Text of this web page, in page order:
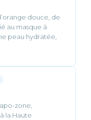
douce, de
au masque à
peau hydratée,
zone,
la Haute